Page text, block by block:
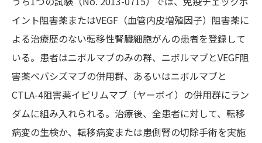
イント阻害薬またはVEGF（血管内皮増殖因子）阻害薬に
よる治療歴のない転移性腎臓細胞がんの患者を登録して
いる。患者はニボルマブのみの群、ニボルマブとVEGF阻
害薬ベバシズマブの併用群、あるいはニボルマブと
CTLA-4阻害薬イピリムマブ（ヤーボイ）の併用群にラン
ダムに組み入れられる。治療後、全患者に対して、転移
病変の生検か、転移病変または患側腎の切除手術を実施